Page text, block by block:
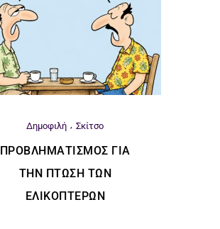
Δημοφιλή Σκίτσο
ΠΡΟΒΛΗΜΑΤΙΣΜΌΣ ΓΙΑ
ΤΗΝ ΠΤΏΣΗ ΤΩΝ
ΕΛΙΚΟΠΤΈΡΩΝ